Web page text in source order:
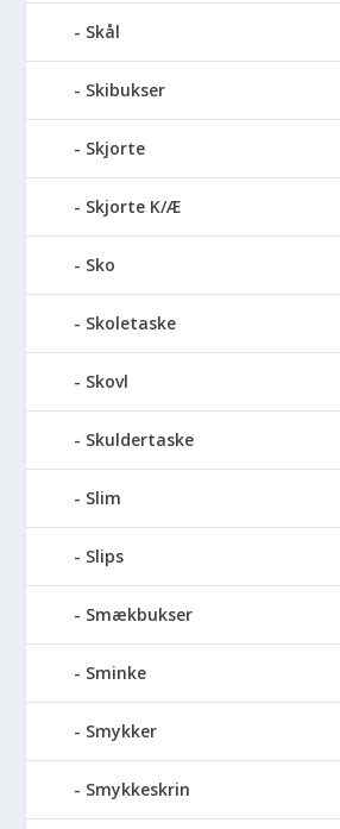
Skål
Skibukser
Skjorte
Skjorte K/Æ
Sko
Skoletaske
Skovl
Skuldertaske
Slim
Slips
Smækbukser
Sminke
Smykker
Smykkeskrin